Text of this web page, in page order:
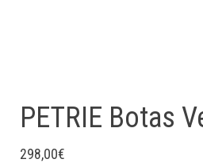
PETRIE Botas
298,00€